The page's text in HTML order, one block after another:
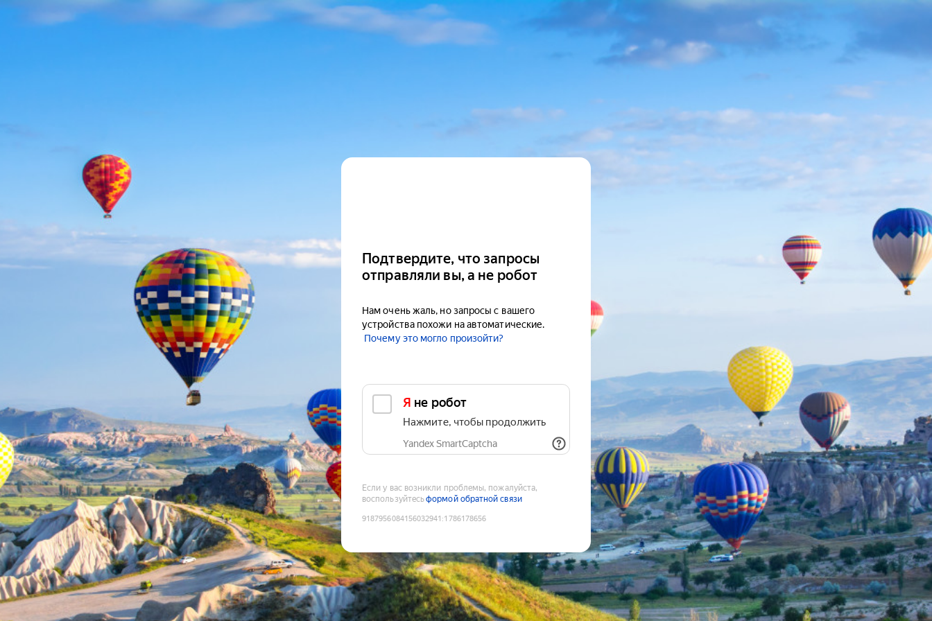
Подтвердите, что запросы
отправляли вы, а не робот
Нам очень жаль, но запросы с вашего
устройства похожи на автоматические.
Почему это могло произойти?
Я не робот
Нажмите, чтобы продолжить
Yandex SmartCaptcha
Если у вас возникли проблемы, пожалуйста,
воспользуйтесьформой обратной связи
9187956084156032941 :1786178656